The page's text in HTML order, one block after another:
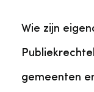
Wie zijn
gemeenten